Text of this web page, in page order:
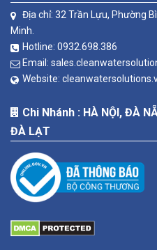
Địa chỉ: 32 Trần Lựu, Phường
Minh.
Hotline: 0932.698.386
Email:
Website:
Chi Nhánh : HÀ NỘI, ĐÀ
ĐÀ LẠT